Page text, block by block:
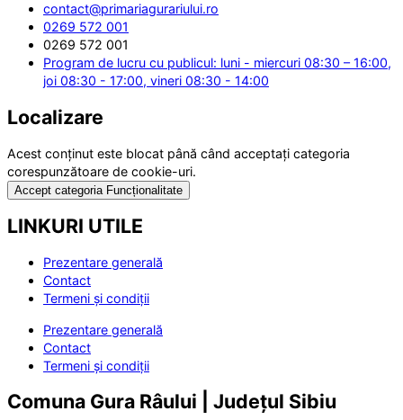
contact@primariagurariului.ro
0269 572 001
0269 572 001
Program de lucru cu publicul: luni - miercuri 08:30 – 16:00,
joi 08:30 - 17:00, vineri 08:30 - 14:00
Localizare
Acest conținut este blocat până când acceptați categoria
corespunzătoare de cookie-uri.
Accept categoria Funcționalitate
LINKURI UTILE
Prezentare generală
Contact
Termeni și condiții
Prezentare generală
Contact
Termeni și condiții
Comuna Gura Râului | Județul Sibiu